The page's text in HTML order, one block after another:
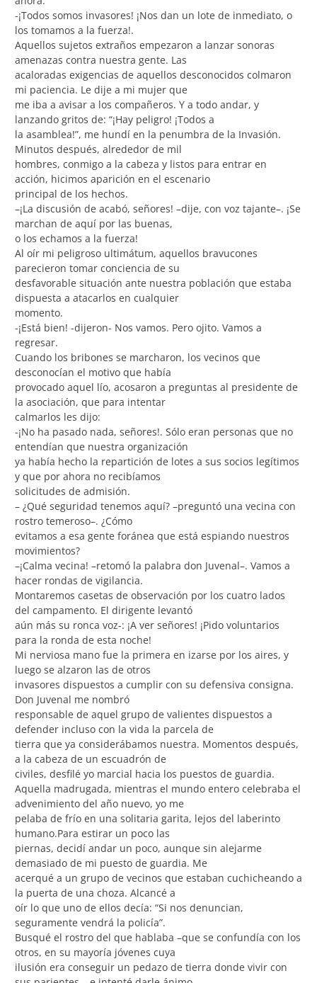
-¡Todos somos invasores! ¡Nos dan un lote de inmediato, o
los tomamos a la fuerza!.
Aquellos sujetos extraños empezaron a lanzar sonoras
amenazas contra nuestra gente. Las
acaloradas exigencias de aquellos desconocidos colmaron
mi paciencia. Le dije a mi mujer que
me iba a avisar a los compañeros. Y a todo andar, y
lanzando gritos de: “¡Hay peligro! ¡Todos a
la asamblea!”, me hundí en la penumbra de la Invasión.
Minutos después, alrededor de mil
hombres, conmigo a la cabeza y listos para entrar en
acción, hicimos aparición en el escenario
principal de los hechos.
–¡La discusión de acabó, señores! –dije, con voz tajante–. ¡Se
marchan de aquí por las buenas,
o los echamos a la fuerza!
Al oír mi peligroso ultimátum, aquellos bravucones
parecieron tomar conciencia de su
desfavorable situación ante nuestra población que estaba
dispuesta a atacarlos en cualquier
momento.
-¡Está bien! -dijeron- Nos vamos. Pero ojito. Vamos a
regresar.
Cuando los bribones se marcharon, los vecinos que
desconocían el motivo que había
provocado aquel lío, acosaron a preguntas al presidente de
la asociación, que para intentar
calmarlos les dijo:
-¡No ha pasado nada, señores!. Sólo eran personas que no
entendían que nuestra organización
ya había hecho la repartición de lotes a sus socios legítimos
y que por ahora no recibíamos
solicitudes de admisión.
– ¿Qué seguridad tenemos aquí? –preguntó una vecina con
rostro temeroso–. ¿Cómo
evitamos a esa gente foránea que está espiando nuestros
movimientos?
–¡Calma vecina! –retomó la palabra don Juvenal–. Vamos a
hacer rondas de vigilancia.
Montaremos casetas de observación por los cuatro lados
del campamento. El dirigente levantó
aún más su ronca voz-: ¡A ver señores! ¡Pido voluntarios
para la ronda de esta noche!
Mi nerviosa mano fue la primera en izarse por los aires, y
luego se alzaron las de otros
invasores dispuestos a cumplir con su defensiva consigna.
Don Juvenal me nombró
responsable de aquel grupo de valientes dispuestos a
defender incluso con la vida la parcela de
tierra que ya considerábamos nuestra. Momentos después,
a la cabeza de un escuadrón de
civiles, desfilé yo marcial hacia los puestos de guardia.
Aquella madrugada, mientras el mundo entero celebraba el
advenimiento del año nuevo, yo me
pelaba de frío en una solitaria garita, lejos del laberinto
humano.Para estirar un poco las
piernas, decidí andar un poco, aunque sin alejarme
demasiado de mi puesto de guardia. Me
acerqué a un grupo de vecinos que estaban cuchicheando a
la puerta de una choza. Alcancé a
oír lo que uno de ellos decía: “Si nos denuncian,
seguramente vendrá la policía”.
Busqué el rostro del que hablaba –que se confundía con los
otros, en su mayoría jóvenes cuya
ilusión era conseguir un pedazo de tierra donde vivir con